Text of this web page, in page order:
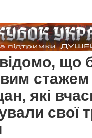
що
стажем
які
свої